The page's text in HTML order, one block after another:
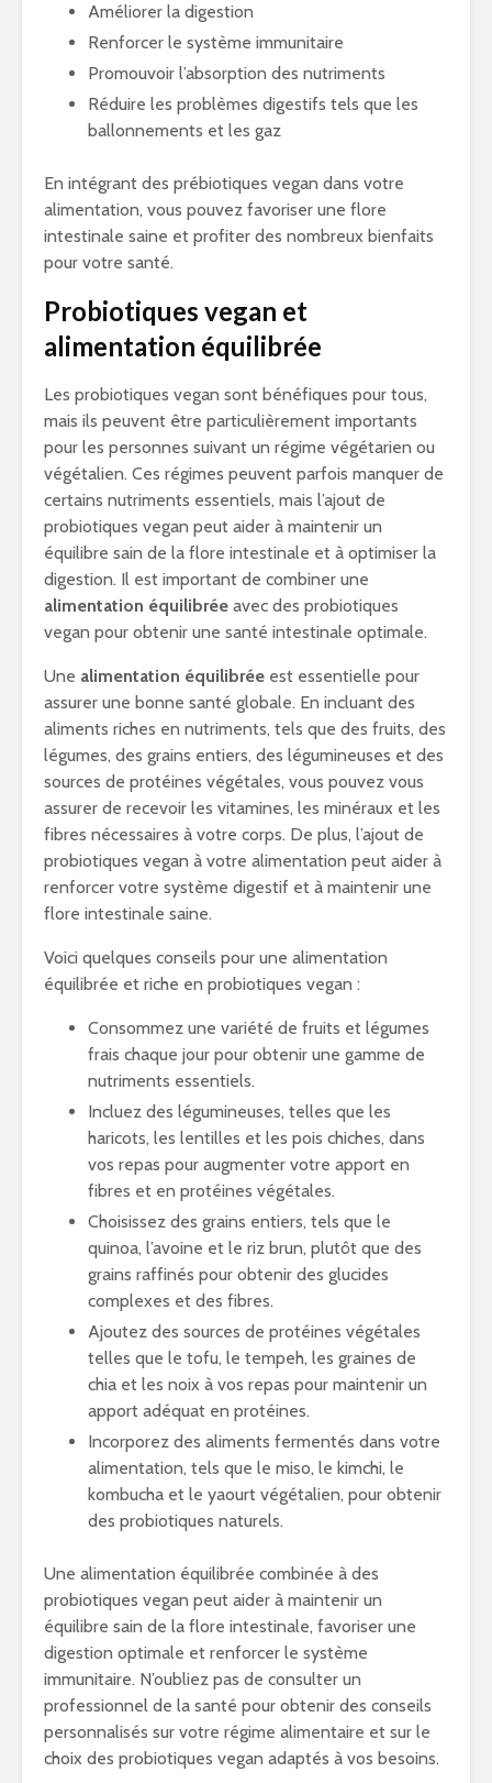
Améliorer la digestion
Renforcer le système immunitaire
Promouvoir l’absorption des nutriments
Réduire les problèmes digestifs tels que les
ballonnements et les gaz
En intégrant des prébiotiques vegan dans votre
alimentation, vous pouvez favoriser une flore
intestinale saine et profiter des nombreux bienfaits
pour votre santé.
Probiotiques vegan et
alimentation équilibrée
Les probiotiques vegan sont bénéfiques pour tous,
mais ils peuvent être particulièrement importants
pour les personnes suivant un régime végétarien ou
végétalien. Ces régimes peuvent parfois manquer de
certains nutriments essentiels, mais l’ajout de
probiotiques vegan peut aider à maintenir un
équilibre sain de la flore intestinale et à optimiser la
digestion. Il est important de combiner une
alimentation équilibrée avec des probiotiques
vegan pour obtenir une santé intestinale optimale.
Une alimentation équilibrée est essentielle pour
assurer une bonne santé globale. En incluant des
aliments riches en nutriments, tels que des fruits, des
légumes, des grains entiers, des légumineuses et des
sources de protéines végétales, vous pouvez vous
assurer de recevoir les vitamines, les minéraux et les
fibres nécessaires à votre corps. De plus, l’ajout de
probiotiques vegan à votre alimentation peut aider à
renforcer votre système digestif et à maintenir une
flore intestinale saine.
Voici quelques conseils pour une alimentation
équilibrée et riche en probiotiques vegan :
Consommez une variété de fruits et légumes
frais chaque jour pour obtenir une gamme de
nutriments essentiels.
Incluez des légumineuses, telles que les
haricots, les lentilles et les pois chiches, dans
vos repas pour augmenter votre apport en
fibres et en protéines végétales.
Choisissez des grains entiers, tels que le
quinoa, l’avoine et le riz brun, plutôt que des
grains raffinés pour obtenir des glucides
complexes et des fibres.
Ajoutez des sources de protéines végétales
telles que le tofu, le tempeh, les graines de
chia et les noix à vos repas pour maintenir un
apport adéquat en protéines.
Incorporez des aliments fermentés dans votre
alimentation, tels que le miso, le kimchi, le
kombucha et le yaourt végétalien, pour obtenir
des probiotiques naturels.
Une alimentation équilibrée combinée à des
probiotiques vegan peut aider à maintenir un
équilibre sain de la flore intestinale, favoriser une
digestion optimale et renforcer le système
immunitaire. N’oubliez pas de consulter un
professionnel de la santé pour obtenir des conseils
personnalisés sur votre régime alimentaire et sur le
choix des probiotiques vegan adaptés à vos besoins.